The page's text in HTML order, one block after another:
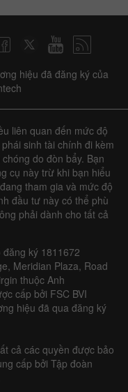
hiệu đã đăng ký của
liên quan đến mức độ
sinh tài chính đi kèm
do đòn bẩy. Bạn
cụ này trừ khi bạn hiểu
tham gia và mức độ
đầu tư này có thể phù
phải dành cho tất cả
ký 1811672
Meridian Plaza, Road
thuộc Anh
cấp bởi FSC BVI
hiệu đã qua đăng ký
cả các quyền được bảo
cấp bởi Tập đoàn